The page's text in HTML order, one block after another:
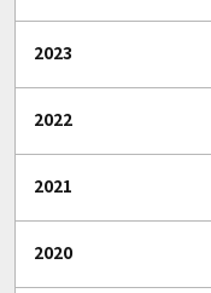
2023
2022
2021
2020